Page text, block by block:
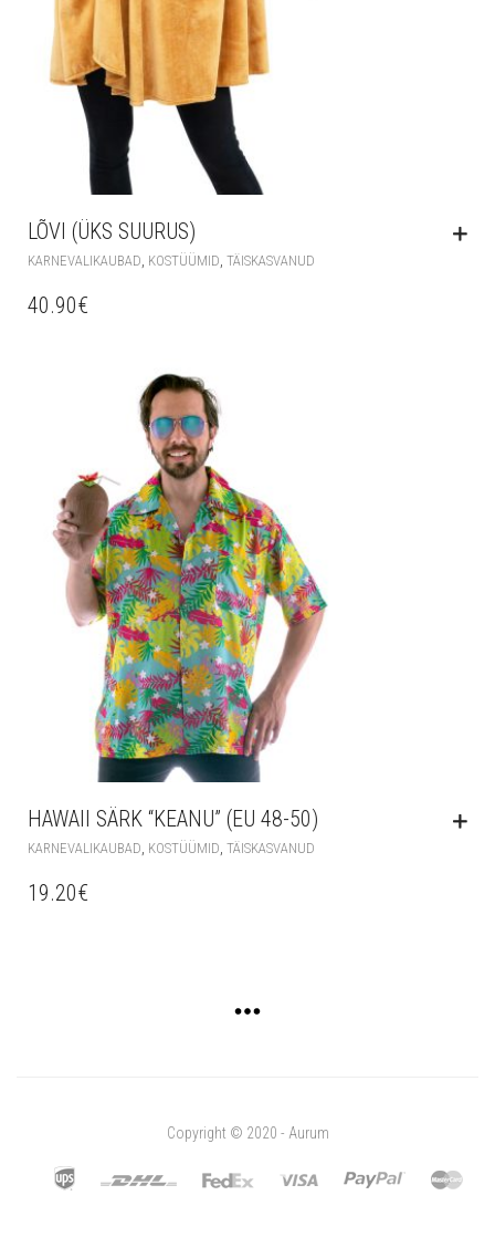
LÕVI (ÜKS SUURUS)
KARNEVALIKAUBAD, KOSTÜÜMID, TÄISKASVANUD
40.90€
HAWAII SÄRK “KEANU” (EU 48-50)
KARNEVALIKAUBAD KOSTÜÜMID TÄISKASVANUD
19.20€
Copyright © 2020 - Aurum